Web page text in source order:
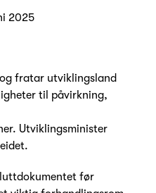
2025
fratar utviklingsland
til påvirkning,
Utviklingsminister
før